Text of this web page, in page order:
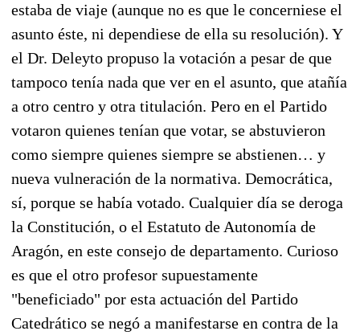
estaba de viaje (aunque no es que le concerniese el
asunto éste, ni dependiese de ella su resolución). Y
el Dr. Deleyto propuso la votación a pesar de que
tampoco tenía nada que ver en el asunto, que atañía
a otro centro y otra titulación. Pero en el Partido
votaron quienes tenían que votar, se abstuvieron
como siempre quienes siempre se abstienen… y
nueva vulneración de la normativa. Democrática,
sí, porque se había votado. Cualquier día se deroga
la Constitución, o el Estatuto de Autonomía de
Aragón, en este consejo de departamento. Curioso
es que el otro profesor supuestamente
"beneficiado" por esta actuación del Partido
Catedrático se negó a manifestarse en contra de la